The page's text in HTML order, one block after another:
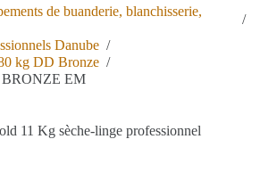
de buanderie, blanchisserie,
/
Danube /
kg DD Bronze /
BRONZE EM